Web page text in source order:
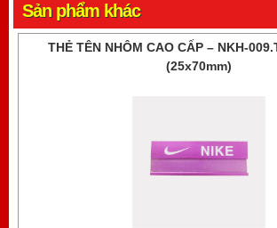
Sản phẩm khác
THẺ TÊN NHÔM CAO CẤP – NKH-
(25x70mm)